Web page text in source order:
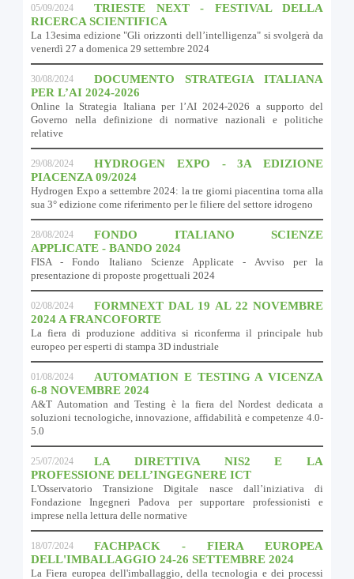
05/09/2024
TRIESTE NEXT - FESTIVAL DELLA
RICERCA SCIENTIFICA
La 13esima edizione "Gli orizzonti dell’intelligenza" si svolgerà da
venerdì 27 a domenica 29 settembre 2024
30/08/2024
DOCUMENTO STRATEGIA ITALIANA
PER L’AI 2024-2026
Online la Strategia Italiana per l’AI 2024-2026 a supporto del
Governo nella definizione di normative nazionali e politiche
relative
29/08/2024
HYDROGEN EXPO - 3A EDIZIONE
PIACENZA 09/2024
Hydrogen Expo a settembre 2024: la tre giorni piacentina torna alla
sua 3° edizione come riferimento per le filiere del settore idrogeno
28/08/2024
FONDO ITALIANO SCIENZE
APPLICATE - BANDO 2024
FISA - Fondo Italiano Scienze Applicate - Avviso per la
presentazione di proposte progettuali 2024
02/08/2024
FORMNEXT DAL 19 AL 22 NOVEMBRE
2024 A FRANCOFORTE
La fiera di produzione additiva si riconferma il principale hub
europeo per esperti di stampa 3D industriale
01/08/2024
AUTOMATION E TESTING A VICENZA
6-8 NOVEMBRE 2024
A&T Automation and Testing è la fiera del Nordest dedicata a
soluzioni tecnologiche, innovazione, affidabilità e competenze 4.0-
5.0
25/07/2024
LA DIRETTIVA NIS2 E LA
PROFESSIONE DELL’INGEGNERE ICT
L'Osservatorio Transizione Digitale nasce dall’iniziativa di
Fondazione Ingegneri Padova per supportare professionisti e
imprese nella lettura delle normative
18/07/2024
FACHPACK - FIERA EUROPEA
DELL'IMBALLAGGIO 24-26 SETTEMBRE 2024
La Fiera europea dell'imballaggio, della tecnologia e dei processi